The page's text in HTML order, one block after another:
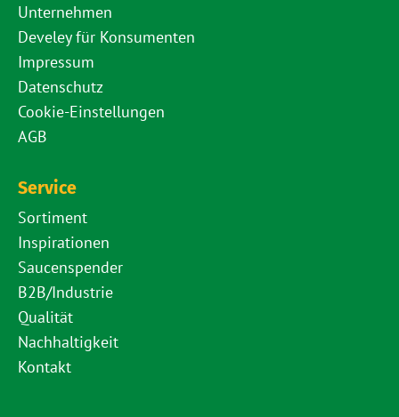
Unternehmen
Develey für Konsumenten
Impressum
Datenschutz
Cookie-Einstellungen
AGB
Service
Sortiment
Inspirationen
Saucenspender
B2B/Industrie
Qualität
Nachhaltigkeit
Kontakt